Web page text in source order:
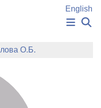
English
О.Б.